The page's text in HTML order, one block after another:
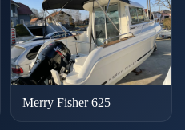
Merry Fisher 625